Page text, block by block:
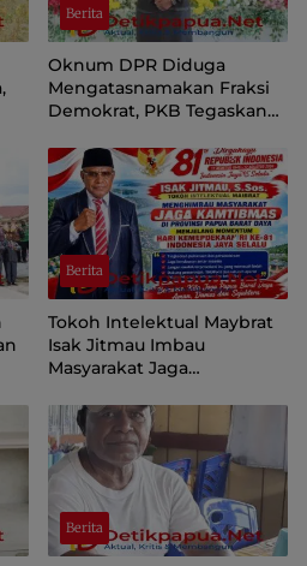
Berita
Oknum DPR Diduga
Mengatasnamakan Fraksi
Demokrat, PKB Tegaskan
Papua Pegunungan
Berita
Tokoh Intelektual Maybrat
Isak Jitmau Imbau
Masyarakat Jaga
81 Kemerdekaan RI
Berita